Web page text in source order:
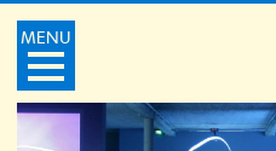
MENU